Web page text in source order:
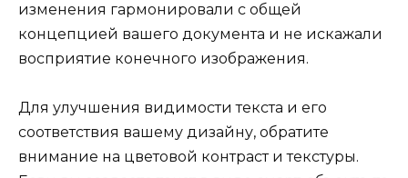
изменения гармонировали с общей
концепцией вашего документа и не искажали
восприятие конечного изображения.
Для улучшения видимости текста и его
соответствия вашему дизайну, обратите
внимание на цветовой контраст и текстуры.